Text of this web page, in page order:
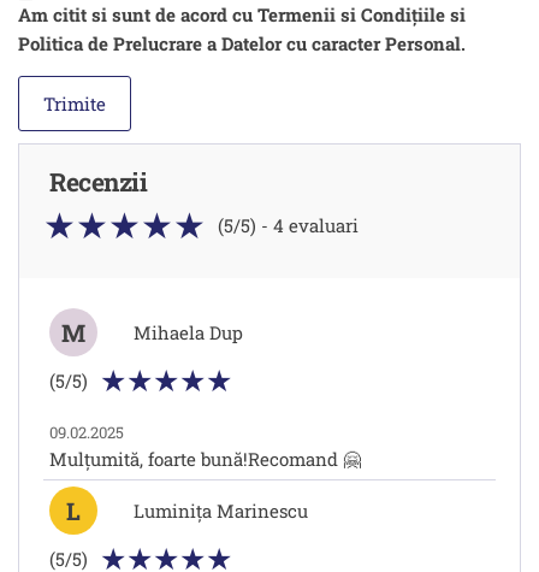
Am citit si sunt de acord cu Termenii si Condițiile si
Politica de Prelucrare a Datelor cu caracter Personal.
Recenzii
(5/5) - 4 evaluari
M
Mihaela Dup
(5/5)
09.02.2025
Mulțumită, foarte bună!Recomand 🤗
L
Luminița Marinescu
(5/5)